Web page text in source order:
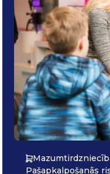
Pašapkalpošanās